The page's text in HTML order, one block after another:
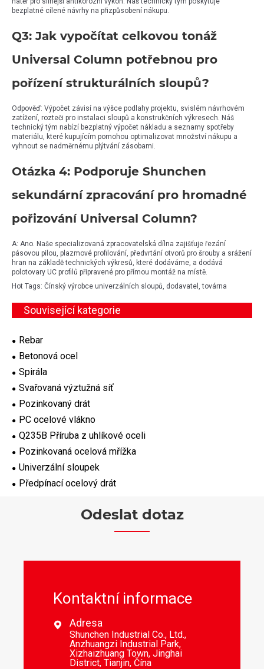
bezplatné cílené návrhy na přizpůsobení nákupu.
Q3: Jak vypočítat celkovou tonáž
Universal Column potřebnou pro
pořízení strukturálních sloupů?
Odpověď: Výpočet závisí na výšce podlahy projektu, svislém návrhovém
zatížení, rozteči pro instalaci sloupů a konstrukčních výkresech. Náš
technický tým nabízí bezplatný výpočet nákladu a seznamy spotřeby
materiálu, které kupujícím pomohou optimalizovat množství nákupu a
vyhnout se nadměrnému plýtvání zásobami.
Otázka 4: Podporuje Shunchen
sekundární zpracování pro hromadné
pořizování Universal Column?
A: Ano. Naše specializovaná zpracovatelská dílna zajišťuje řezání
pásovou pilou, plazmové profilování, předvrtání otvorů pro šrouby a srážení
hran na základě technických výkresů, které dodáváme, a dodává
polotovary UC profilů připravené pro přímou montáž na místě.
Hot Tags: Čínský výrobce univerzálních sloupů, dodavatel, továrna
Související kategorie
Rebar
Betonová ocel
Spirála
Svařovaná výztužná síť
Pozinkovaný drát
PC ocelové vlákno
Q235B Příruba z uhlíkové oceli
Pozinkovaná ocelová mřížka
Univerzální sloupek
Předpínací ocelový drát
Odeslat dotaz
Kontaktní informace
 Adresa
Shunchen Industrial Co., Ltd.,
Anzhuangzi Industrial Park,
Xizhaizhuang Town, Jinghai
District, Tianjin, Čína